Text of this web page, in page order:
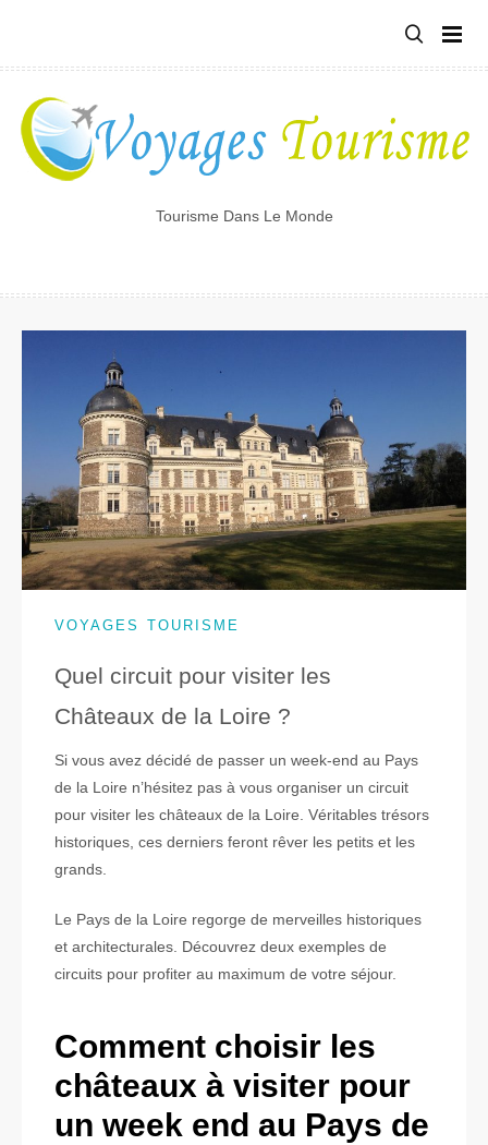
Tourisme Dans Le Monde
VOYAGES TOURISME
Quel circuit pour visiter les
Châteaux de la Loire ?
Si vous avez décidé de passer un week-end au Pays
de la Loire n’hésitez pas à vous organiser un circuit
pour visiter les châteaux de la Loire. Véritables trésors
historiques, ces derniers feront rêver les petits et les
grands.
Le Pays de la Loire regorge de merveilles historiques
et architecturales. Découvrez deux exemples de
circuits pour profiter au maximum de votre séjour.
Comment choisir les
châteaux à visiter pour
un week end au Pays de